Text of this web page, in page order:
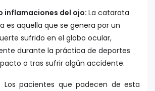
inflamaciones del ojo: La catarata
es aquella que se genera por un
sufrido en el globo ocular,
durante la práctica de deportes
o tras sufrir algún accidente.
Los pacientes que padecen de esta